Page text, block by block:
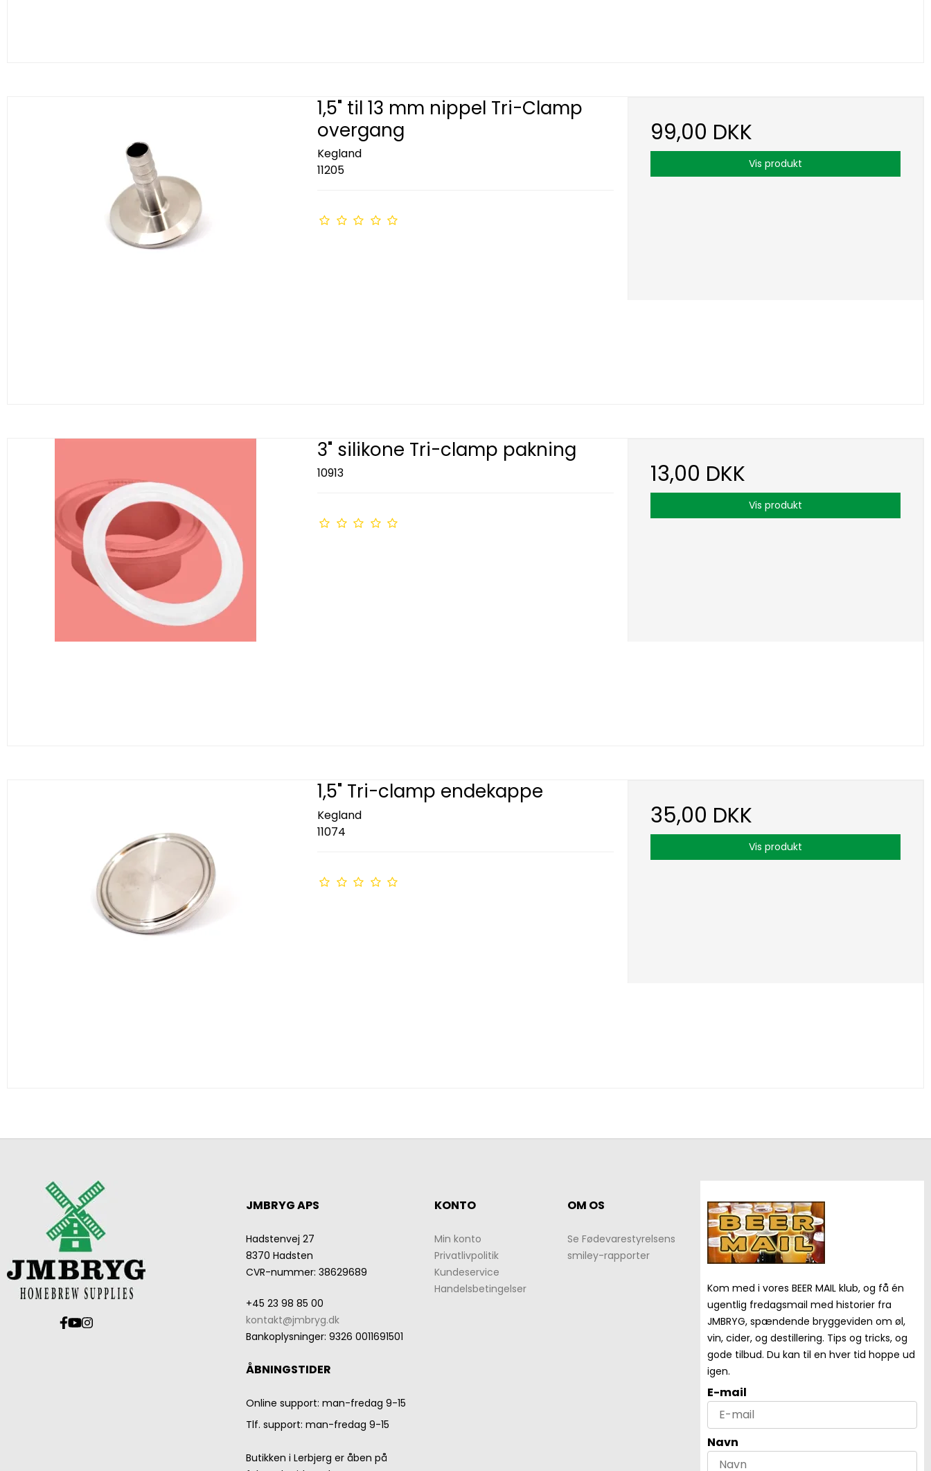
1,5" til 13 mm nippel Tri-Clamp
overgang
Kegland
11205
99,00 DKK
Vis produkt
3" silikone Tri-clamp pakning
10913 13,00 DKK
Vis produkt
1,5" Tri-clamp endekappe
Kegland
11074
35,00 DKK
Vis produkt
JMBRYG APS
Hadstenvej 27
8370 Hadsten
CVR-nummer: 38629689
+45 23 98 85 00
kontakt@jmbryg.dk
Bankoplysninger: 9326 0011691501
ÅBNINGSTIDER
Online support: man-fredag 9-15
Tlf. support: man-fredag 9-15
Butikken i Lerbjerg er åben på
KONTO
Min konto
Privatlivpolitik
Kundeservice
Handelsbetingelser
OM OS
Se Fødevarestyrelsens
smiley-rapporter
Kom med i vores BEER MAIL klub, og få én
ugentlig fredagsmail med historier fra
JMBRYG, spændende bryggeviden om øl,
vin, cider, og destillering. Tips og tricks, og
gode tilbud. Du kan til en hver tid hoppe ud
igen.
E-mail
Navn